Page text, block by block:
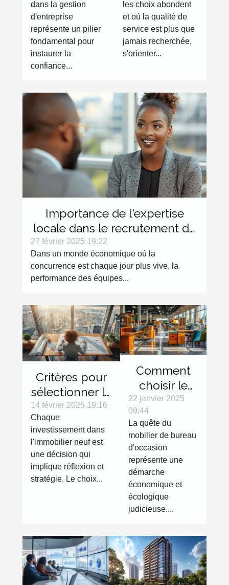
gestion
d'entreprise
dans la gestion
d'entreprise
représente un pilier
fondamental pour
instaurer la
confiance...
mieux notés
pour vos
besoins
quotidiens
les choix abondent
et où la qualité de
service est plus que
jamais recherchée,
s'orienter...
Importance de l'expertise
locale dans le recrutement de
commerciaux
27 février 2025 19:22
Dans un monde économique où la
concurrence est chaque jour plus vive, la
performance des équipes...
Critères pour
sélectionner le
meilleur
emplacement
dans un
investissement
immobilier
neuf
14 février 2025 19:16
Chaque
investissement dans
l'immobilier neuf est
une décision qui
implique réflexion et
stratégie. Le choix...
Comment
choisir le
mobilier de
bureau
d'occasion
adapté à vos
besoins
22 janvier 2025
09:44
La quête du
mobilier de bureau
d'occasion
représente une
démarche
économique et
écologique
judicieuse....